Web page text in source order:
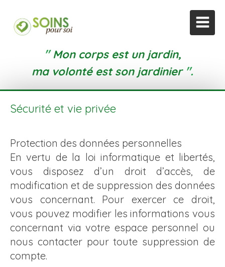
" Mon corps est un jardin,
ma volonté est son jardinier ".
Sécurité et vie privée
Protection des données personnelles
En vertu de la loi informatique et libertés,
vous disposez d’un droit d’accès, de
modification et de suppression des données
vous concernant. Pour exercer ce droit,
vous pouvez modifier les informations vous
concernant via votre espace personnel ou
nous contacter pour toute suppression de
compte.